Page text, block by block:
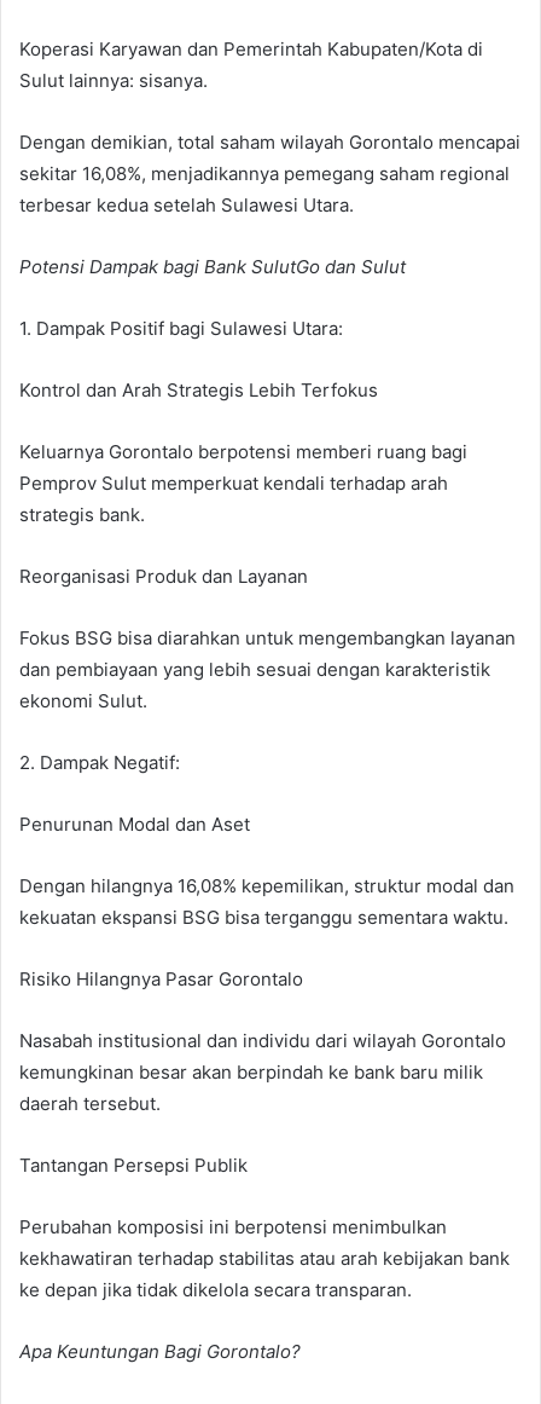
Koperasi Karyawan dan Pemerintah Kabupaten/Kota di
Sulut lainnya: sisanya.
Dengan demikian, total saham wilayah Gorontalo mencapai
sekitar 16,08%, menjadikannya pemegang saham regional
terbesar kedua setelah Sulawesi Utara.
Potensi Dampak bagi Bank SulutGo dan Sulut
1. Dampak Positif bagi Sulawesi Utara:
Kontrol dan Arah Strategis Lebih Terfokus
Keluarnya Gorontalo berpotensi memberi ruang bagi
Pemprov Sulut memperkuat kendali terhadap arah
strategis bank.
Reorganisasi Produk dan Layanan
Fokus BSG bisa diarahkan untuk mengembangkan layanan
dan pembiayaan yang lebih sesuai dengan karakteristik
ekonomi Sulut.
2. Dampak Negatif:
Penurunan Modal dan Aset
Dengan hilangnya 16,08% kepemilikan, struktur modal dan
kekuatan ekspansi BSG bisa terganggu sementara waktu.
Risiko Hilangnya Pasar Gorontalo
Nasabah institusional dan individu dari wilayah Gorontalo
kemungkinan besar akan berpindah ke bank baru milik
daerah tersebut.
Tantangan Persepsi Publik
Perubahan komposisi ini berpotensi menimbulkan
kekhawatiran terhadap stabilitas atau arah kebijakan bank
ke depan jika tidak dikelola secara transparan.
Apa Keuntungan Bagi Gorontalo?